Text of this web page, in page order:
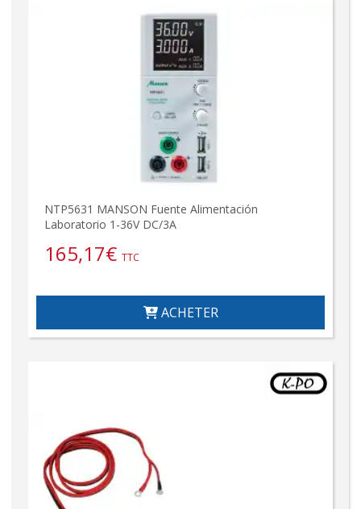
NTP5631 MANSON Fuente Alimentación
Laboratorio 1-36V DC/3A
165,17€ TTC
ACHETER